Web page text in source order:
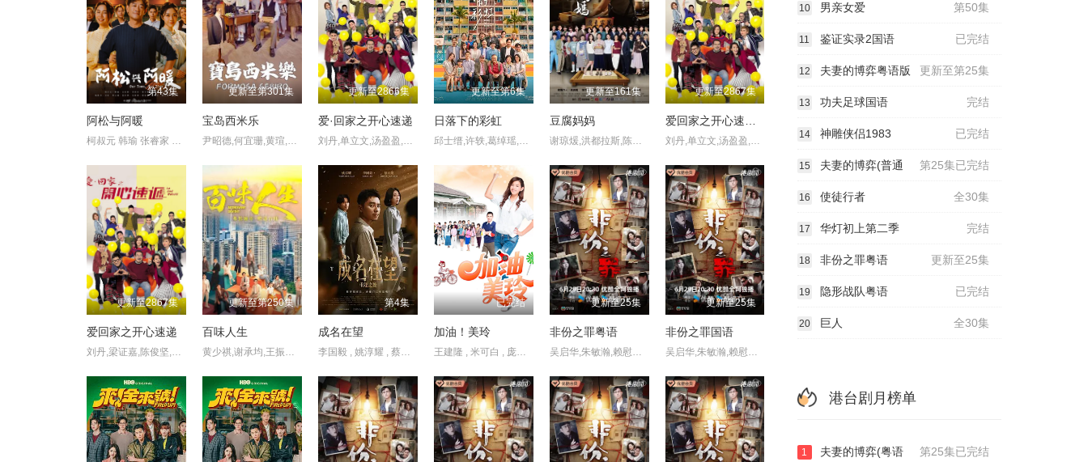
第43集
阿松与阿暖
柯叔元 韩瑜 张睿家 杨子仪
更新至第301集
宝岛西米乐
尹昭德,何宜珊,黄瑄,卢彦泽,陈文山,王盈凯,黄婕菲,蔡祥,马国贤,孙绽,陈婉婷,王丁筑,璟宣,许瀞蔆,张雁名,颜邦智,曹景俊,陈玹宇,李緻,洪淇,刘汉强,张育绮,逸祥,亮曦,王芮希,李祐诚,卢尚恩,李铭叡,黄隽智,张景闳,游安顺,杨子仪
更新至2866集
爱·回家之开心速递
刘丹,单立文,汤盈盈,吕慧仪,罗乐林,马贯东,苏韵姿,周嘉洛,陈浚霆,吴伟豪
更新至第6集
日落下的彩虹
邱士缙,许轶,葛绰瑶,唐诗咏,潘灿良,许博文,夏雨,郭锋,吴浣仪,周家怡,梁业,栢天男,黃奕晨,陈欣妍,何洛瑶,苏文涛
更新至161集
豆腐妈妈
谢琼煖,洪都拉斯,陈仙梅,蓝苇华,苏晏霈,曾智希,曾子益,陈志强,郭忠祐,李之勤,潘奕如,范瑞君,王耿豪,吴铃山,张倩,李运庆,罗子惟,宫美乐,王晴,于浩威,马国毕,张世贤,徐千京,黄子玲,黄靖雅,李佩怡,吴政澔,黄尚禾,吴皓升
更新至2867集
爱回家之开心速递2025
刘丹,单立文,汤盈盈,吕慧仪,罗乐林,马贯东,苏韵姿,周嘉洛,陈浚霆,吴伟豪
更新至2867集
爱回家之开心速递
更新至第250集
百味人生
第4集
成名在望
李国毅 , 姚淳耀 , 蔡亘晏 , 黄迪扬 , 黄采仪 , 龙天翔 , 乔瑟夫 , 吴言凜 , 黄惟 , 朱匀甄 , 段钧豪
已完结
加油！美玲
王建隆 , 米可白 , 庞庸之 , 林雨宣 , 朱蕾安
更新至25集
非份之罪粤语
吴启华,朱敏瀚,赖慰玲,陈炜,吴伟豪,单立文,阮浩棕,刘佩玥,徐荣,何沛珈,贝安琪,戴祖仪,游嘉欣,江嘉敏,韦家雄,郑子诚,卢宛茵,李家鼎,谭凯琪,邓智坚,江欣燕,黎燕珊,罗冠兰,苏韵姿,吴沚默,叶靖仪,唐嘉麟,张翼东,胡敏芝,区霭玲,方绍聪,梁证嘉,陈嘉俊,关枫馨,彭翔翎,梁皓楷,李启杰,鬼塚,蔡志恩,罗皓谊,陈俊坚,吴天佑,施焯日,林秀怡,曾展望,徐文浩,张彦博,翟锋
更新至25集
非份之罪国语
吴启华,朱敏瀚,赖慰玲,陈炜,吴伟豪,单立文,阮浩棕,刘佩玥,徐荣,何沛珈,贝安琪,戴祖仪,游嘉欣,江嘉敏,韦家雄,郑子诚,卢宛茵,李家鼎,谭凯琪,邓智坚,江欣燕,黎燕珊,罗冠兰,苏韵姿,吴沚默,叶靖仪,唐嘉麟,张翼东,胡敏芝,区霭玲,方绍聪,梁证嘉,陈嘉俊,关枫馨,彭翔翎,梁皓楷,李启杰,鬼塚,蔡志恩,罗皓谊,陈俊坚,吴天佑,施焯日,林秀怡,曾展望,徐文浩,张彦博,翟锋
第50集
10 男亲女爱
已完结
11 鉴证实录2国语
更新至第25集
12 夫妻的博弈粤语版
完结
13 功夫足球国语
已完结
14 神雕侠侣1983
第25集已完结
15 夫妻的博弈(普通
全30集
16 使徒行者
完结
17 华灯初上第二季
更新至25集
18 非份之罪粤语
已完结
19 隐形战队粤语
全30集
20 巨人
港台剧月榜单
第25集已完结
1 夫妻的博弈(粤语